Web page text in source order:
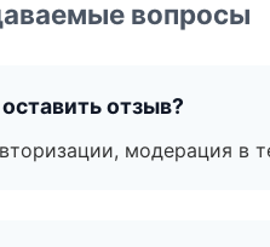
вопросы
отзыв?
модерация в